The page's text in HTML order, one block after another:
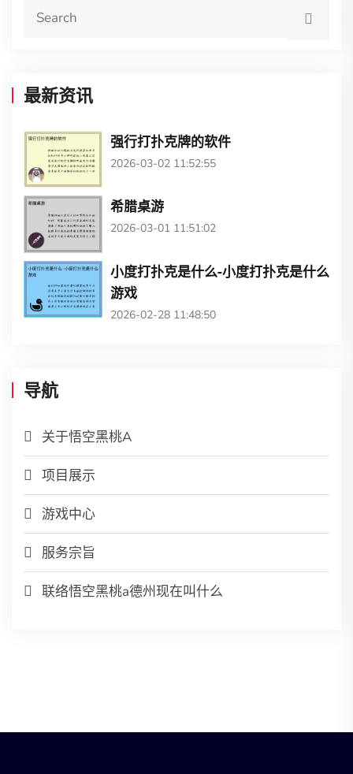
最新资讯
强行打扑克牌的软件
2026-03-02 11:52:55
希腊桌游
2026-03-01 11:51:02
小度打扑克是什么-小度打扑克是什么
游戏
2026-02-28 11:48:50
导航
关于悟空黑桃A
项目展示
游戏中心
服务宗旨
联络悟空黑桃a德州现在叫什么